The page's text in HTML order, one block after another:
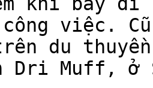
công việc.
du
Dri Muff, ở